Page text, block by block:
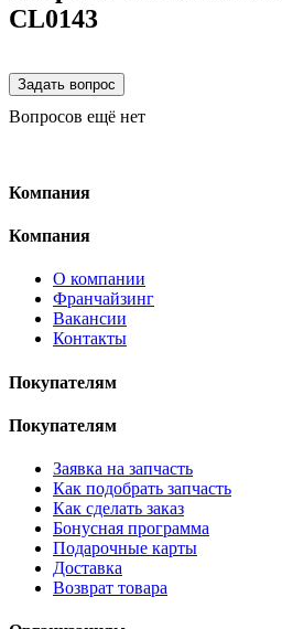
CL0143
Вопросов ещё нет
Компания
Компания
О компании
Франчайзинг
Вакансии
Контакты
Покупателям
Покупателям
Заявка на запчасть
Как подобрать запчасть
Как сделать заказ
Бонусная программа
Подарочные карты
Доставка
Возврат товара